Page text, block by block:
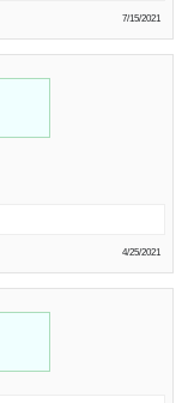
7/15/2021
4/25/2021